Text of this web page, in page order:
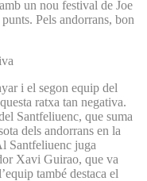
un nou festival de Joe
Pels andorrans, bon
i el segon equip del
ratxa tan negativa.
Santfeliuenc, que suma
dels andorrans en la
Santfeliuenc juga
Xavi Guirao, que va
també destaca el